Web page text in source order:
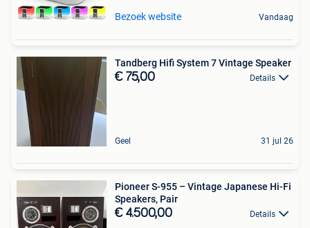
Bezoek website Vandaag
Tandberg Hifi System 7 Vintage Speaker
€ 75,00 Details
Geel 31 jul 26
Pioneer S-955 – Vintage Japanese Hi-Fi
Speakers, Pair
€ 4.500,00 Details